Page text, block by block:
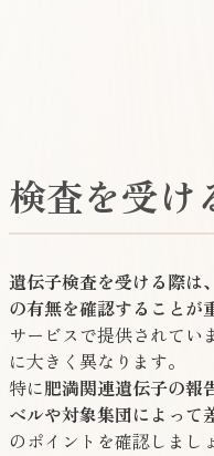
検査を受け
遺伝子検査を受ける際は
の有無を確認することが
サービスで提供されてい
に大きく異なります。
特に肥満関連遺伝子の報
ベルや対象集団によって
のポイントを確認しまし